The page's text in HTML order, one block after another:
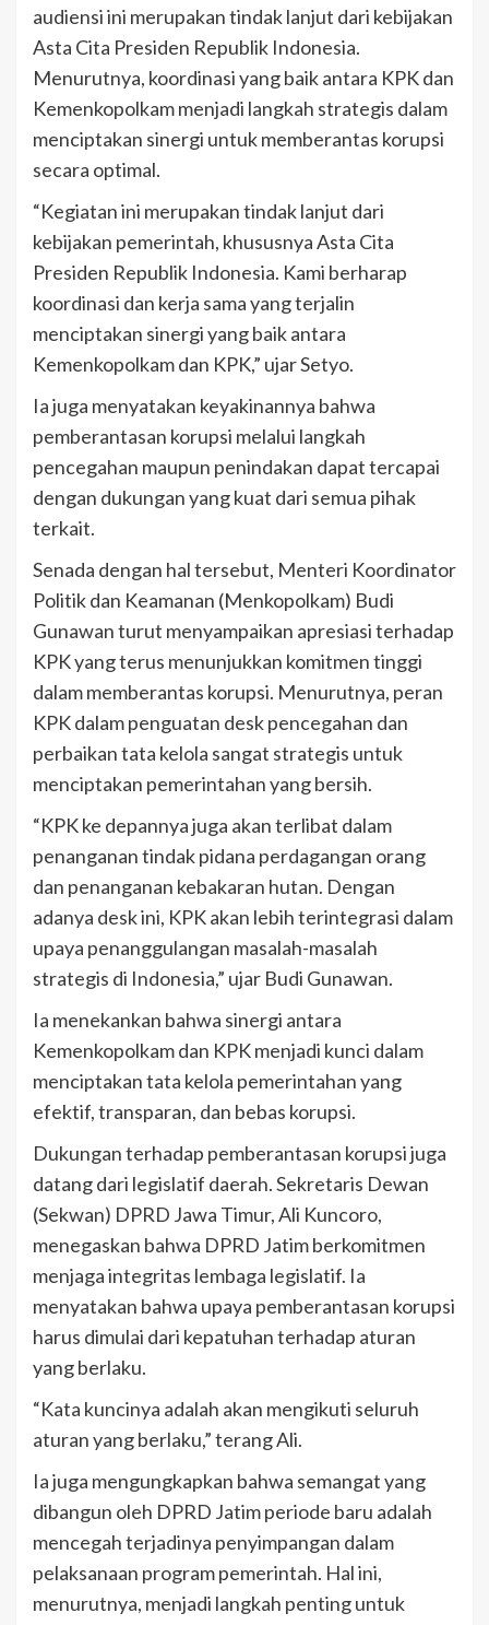
audiensi ini merupakan tindak lanjut dari kebijakan
Asta Cita Presiden Republik Indonesia.
Menurutnya, koordinasi yang baik antara KPK dan
Kemenkopolkam menjadi langkah strategis dalam
menciptakan sinergi untuk memberantas korupsi
secara optimal.
“Kegiatan ini merupakan tindak lanjut dari
kebijakan pemerintah, khususnya Asta Cita
Presiden Republik Indonesia. Kami berharap
koordinasi dan kerja sama yang terjalin
menciptakan sinergi yang baik antara
Kemenkopolkam dan KPK,” ujar Setyo.
Ia juga menyatakan keyakinannya bahwa
pemberantasan korupsi melalui langkah
pencegahan maupun penindakan dapat tercapai
dengan dukungan yang kuat dari semua pihak
terkait.
Senada dengan hal tersebut, Menteri Koordinator
Politik dan Keamanan (Menkopolkam) Budi
Gunawan turut menyampaikan apresiasi terhadap
KPK yang terus menunjukkan komitmen tinggi
dalam memberantas korupsi. Menurutnya, peran
KPK dalam penguatan desk pencegahan dan
perbaikan tata kelola sangat strategis untuk
menciptakan pemerintahan yang bersih.
“KPK ke depannya juga akan terlibat dalam
penanganan tindak pidana perdagangan orang
dan penanganan kebakaran hutan. Dengan
adanya desk ini, KPK akan lebih terintegrasi dalam
upaya penanggulangan masalah-masalah
strategis di Indonesia,” ujar Budi Gunawan.
Ia menekankan bahwa sinergi antara
Kemenkopolkam dan KPK menjadi kunci dalam
menciptakan tata kelola pemerintahan yang
efektif, transparan, dan bebas korupsi.
Dukungan terhadap pemberantasan korupsi juga
datang dari legislatif daerah. Sekretaris Dewan
(Sekwan) DPRD Jawa Timur, Ali Kuncoro,
menegaskan bahwa DPRD Jatim berkomitmen
menjaga integritas lembaga legislatif. Ia
menyatakan bahwa upaya pemberantasan korupsi
harus dimulai dari kepatuhan terhadap aturan
yang berlaku.
“Kata kuncinya adalah akan mengikuti seluruh
aturan yang berlaku,” terang Ali.
Ia juga mengungkapkan bahwa semangat yang
dibangun oleh DPRD Jatim periode baru adalah
mencegah terjadinya penyimpangan dalam
pelaksanaan program pemerintah. Hal ini,
menurutnya, menjadi langkah penting untuk